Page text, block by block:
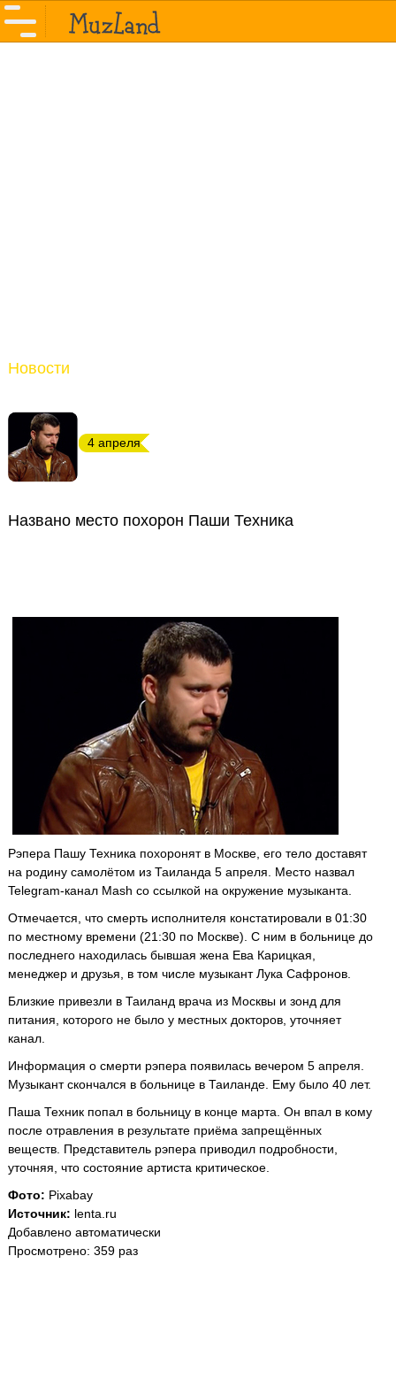
Новости
4 апреля
Названо место похорон Паши Техника
Рэпера Пашу Техника похоронят в Москве, его тело доставят
на родину самолётом из Таиланда 5 апреля. Место назвал
Telegram-канал Mash со ссылкой на окружение музыканта.
Отмечается, что смерть исполнителя констатировали в 01:30
по местному времени (21:30 по Москве). С ним в больнице до
последнего находилась бывшая жена Ева Карицкая,
менеджер и друзья, в том числе музыкант Лука Сафронов.
Близкие привезли в Таиланд врача из Москвы и зонд для
питания, которого не было у местных докторов, уточняет
канал.
Информация о смерти рэпера появилась вечером 5 апреля.
Музыкант скончался в больнице в Таиланде. Ему было 40 лет.
Паша Техник попал в больницу в конце марта. Он впал в кому
после отравления в результате приёма запрещённых
веществ. Представитель рэпера приводил подробности,
уточняя, что состояние артиста критическое.
Фото: Pixabay
Источник: lenta.ru
Добавлено автоматически
Просмотрено: 359 раз